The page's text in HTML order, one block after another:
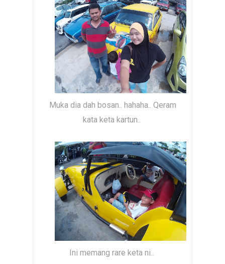
Muka dia dah bosan.. hahaha.. Qeram
kata keta kartun..
Ini memang rare keta ni..